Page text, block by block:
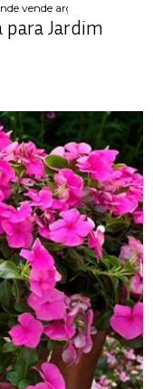
jardim
vende argila expandida
para Jardim